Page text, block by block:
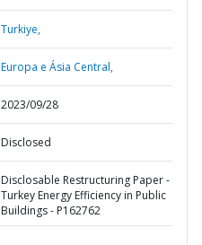
Turkiye,
Europa e Ásia Central,
2023/09/28
Disclosed
Disclosable Restructuring Paper -
Turkey Energy Efficiency in Public
Buildings - P162762